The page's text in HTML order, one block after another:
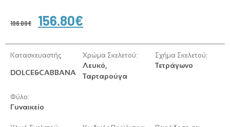
196.00€ 156.80€
Κατασκευαστής
DOLCE&CABBANA
Χρώμα Σκελετού:
Λευκό,
Ταρταρούγα
Σχήμα Σκελετού:
Τετράγωνο
Φύλο:
Γυναικείο